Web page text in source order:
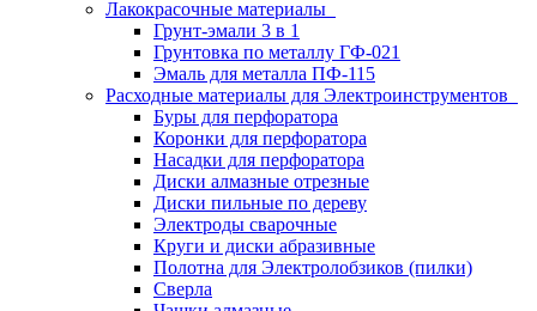
Лакокрасочные материалы
Грунт-эмали 3 в 1
Грунтовка по металлу ГФ-021
Эмаль для металла ПФ-115
Расходные материалы для Электроинструментов
Буры для перфоратора
Коронки для перфоратора
Насадки для перфоратора
Диски алмазные отрезные
Диски пильные по дереву
Электроды сварочные
Круги и диски абразивные
Полотна для Электролобзиков (пилки)
Сверла